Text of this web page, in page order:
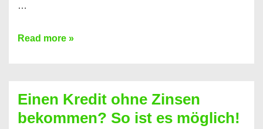
…
Ist
Festvertrag
für
Read more »
Einen Kredit ohne Zinsen
bekommen? So ist es möglich!